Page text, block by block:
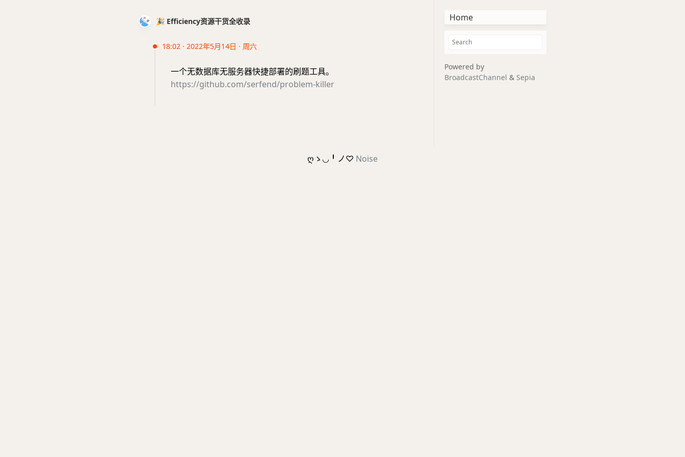
🎉 Efficiency资源干货全收录
18:02 · 2022年5月14日 · 周六
一个无数据库无服务器快捷部署的刷题工具。
https://github.com/serfend/problem-killer
Home
Powered by
BroadcastChannel & Sepia
ღゝ◡╹ノ♡ Noise